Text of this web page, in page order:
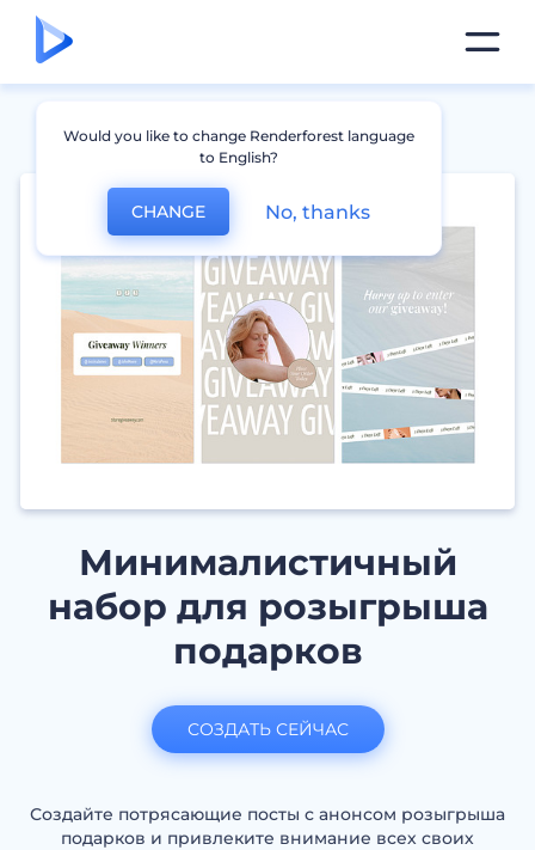
Минималистичный
набор для розыгрыша
подарков
Создайте потрясающие посты с анонсом розыгрыша
подарков и привлеките внимание всех своих
СОЗДАТЬ СЕЙЧАС
Would you like to change Renderforest language
to English?
CHANGE No, thanks